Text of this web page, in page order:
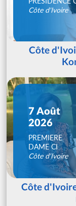
Côte d'Ivoire
Côte
7 Août
2026
PREMIERE
DAME CI
Côte d'Ivoire
Côte